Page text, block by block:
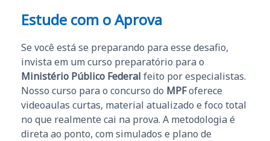
Estude com o Aprova
Se você está se preparando para esse desafio,
invista em um curso preparatório para o
Ministério Público Federal feito por especialistas.
Nosso curso para o concurso do MPFoferece
videoaulas curtas, material atualizado e foco total
no que realmente cai na prova. A metodologia é
direta ao ponto, com simulados e plano de